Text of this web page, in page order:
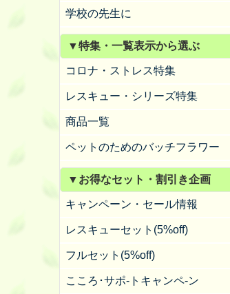
学校の先生に
▼特集・一覧表示から選ぶ
コロナ・ストレス特集
レスキュー・シリーズ特集
商品一覧
ペットのためのバッチフラワー
▼お得なセット・割引き企画
キャンペーン・セール情報
レスキューセット(5%off)
フルセット(5%off)
こころ･サポ-トキャンペ-ン